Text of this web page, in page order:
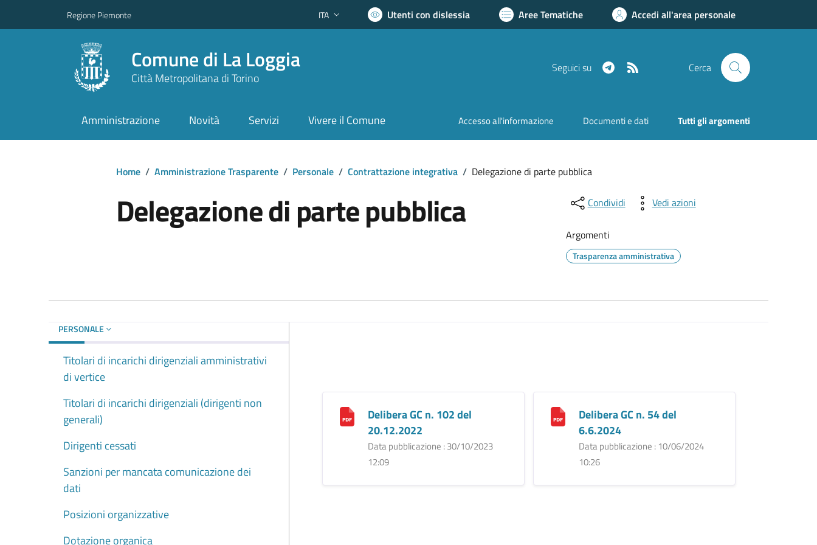
Regione Piemonte Lingua attiva:
ITA Utenti con dislessia Aree Tematiche Accedi all'area personale
Comune di La Loggia
Città Metropolitana di Torino
Seguici su Telegram Cerca
Amministrazione Novità Servizi Vivere il Comune Accesso all'informazione Documenti e dati Tutti gli argomenti
Home / Amministrazione Trasparente / Personale / Contrattazione integrativa / Delegazione di parte pubblica
Delegazione di parte pubblica Condividi Vedi azioni
Argomenti
Trasparenza amministrativa
PERSONALE
Titolari di incarichi dirigenziali amministrativi
di vertice
Titolari di incarichi dirigenziali (dirigenti non
generali)
Dirigenti cessati
Sanzioni per mancata comunicazione dei
dati
Posizioni organizzative
Dotazione organica
Delibera GC n. 102 del
20.12.2022
Data pubblicazione : 30/10/2023
12:09
Delibera GC n. 54 del
6.6.2024
Data pubblicazione : 10/06/2024
10:26